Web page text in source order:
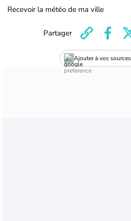
Recevoir la météo de ma ville
Ajouter à vos
Partager